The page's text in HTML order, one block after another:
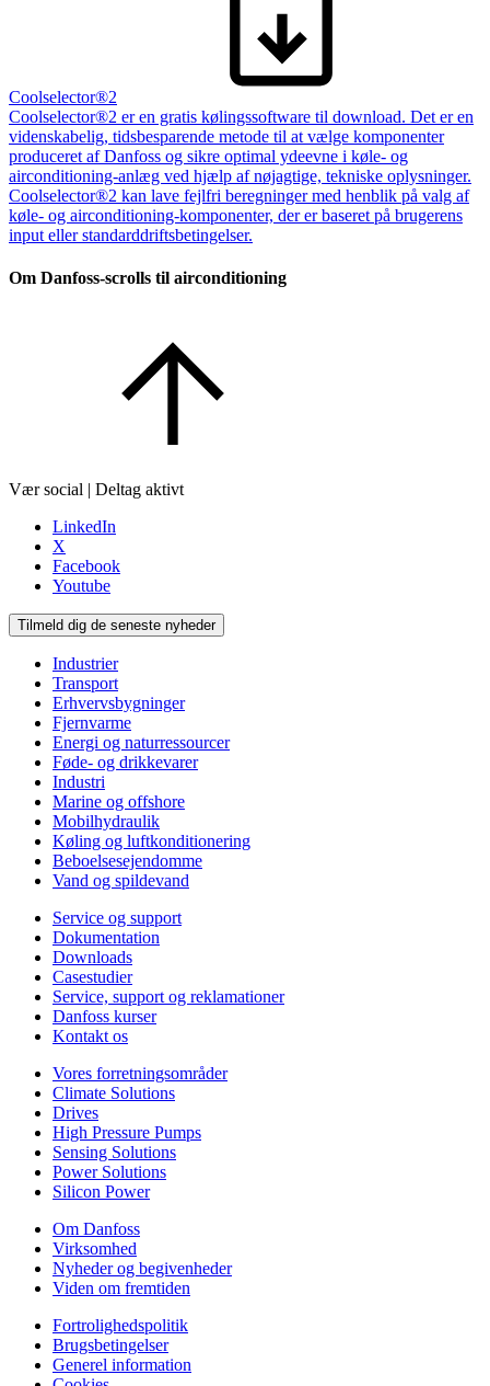
Coolselector®2
Coolselector®2 er en gratis kølingssoftware til download. Det er en
videnskabelig, tidsbesparende metode til at vælge komponenter
produceret af Danfoss og sikre optimal ydeevne i køle- og
airconditioning-anlæg ved hjælp af nøjagtige, tekniske oplysninger.
Coolselector®2 kan lave fejlfri beregninger med henblik på valg af
køle- og airconditioning-komponenter, der er baseret på brugerens
input eller standarddriftsbetingelser.
Om Danfoss-scrolls til airconditioning
Vær social | Deltag aktivt
LinkedIn
X
Facebook
Youtube
Tilmeld dig de seneste nyheder
Industrier
Transport
Erhvervsbygninger
Fjernvarme
Energi og naturressourcer
Føde- og drikkevarer
Industri
Marine og offshore
Mobilhydraulik
Køling og luftkonditionering
Beboelsesejendomme
Vand og spildevand
Service og support
Dokumentation
Downloads
Casestudier
Service, support og reklamationer
Danfoss kurser
Kontakt os
Vores forretningsområder
Climate Solutions
Drives
High Pressure Pumps
Sensing Solutions
Power Solutions
Silicon Power
Om Danfoss
Virksomhed
Nyheder og begivenheder
Viden om fremtiden
Fortrolighedspolitik
Brugsbetingelser
Generel information